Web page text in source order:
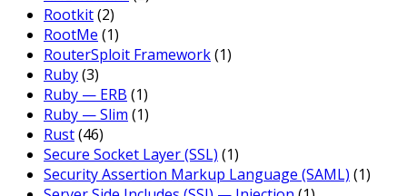
Rootkit(2)
RootMe (1)
RouterSploit Framework(1)
Ruby(3)
Ruby — ERB (1)
Ruby — Slim (1)
Rust(46)
Secure Socket Layer (SSL) (1)
Security Assertion Markup Language (SAML) (1)